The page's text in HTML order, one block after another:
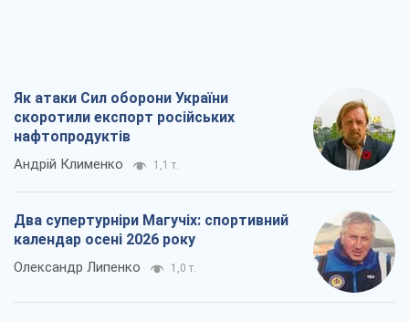
Як атаки Сил оборони України
скоротили експорт російських
нафтопродуктів
Андрій Клименко 1,1 т.
Два супертурніри Магучіх: спортивний
календар осені 2026 року
Олександр Липенко 1,0 т.